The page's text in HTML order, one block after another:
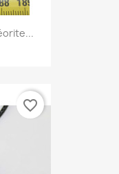
favorite_border